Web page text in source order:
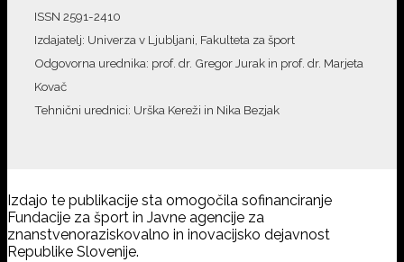
ISSN 2591-2410
Izdajatelj: Univerza v Ljubljani, Fakulteta za šport
Odgovorna urednika: prof. dr. Gregor Jurak in prof. dr. Marjeta
Kovač
Tehnični urednici: Urška Kereži in Nika Bezjak
Izdajo te publikacije sta omogočila sofinanciranje
Fundacije za šport in Javne agencije za
znanstvenoraziskovalno in inovacijsko dejavnost
Republike Slovenije.